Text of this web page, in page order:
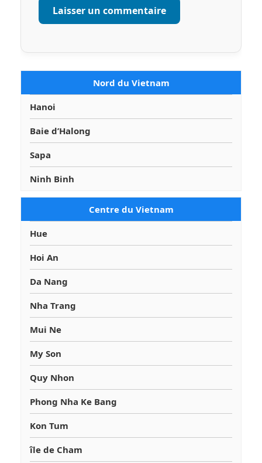
Nord du Vietnam
Hanoi
Baie d’Halong
Sapa
Ninh Binh
Centre du Vietnam
Hue
Hoi An
Da Nang
Nha Trang
Mui Ne
My Son
Quy Nhon
Phong Nha Ke Bang
Kon Tum
île de Cham